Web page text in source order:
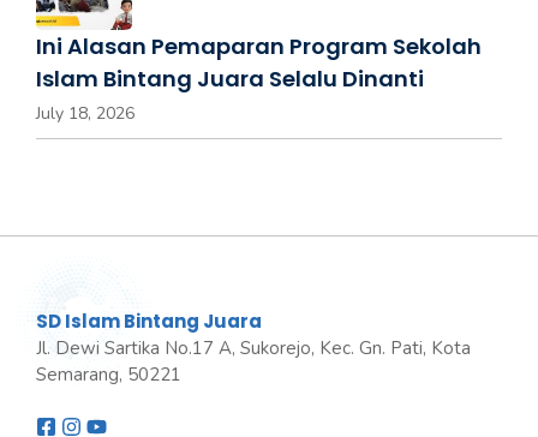
Ini Alasan Pemaparan Program Sekolah
Islam Bintang Juara Selalu Dinanti
July 18, 2026
SD Islam Bintang Juara
Jl. Dewi Sartika No.17 A, Sukorejo, Kec. Gn. Pati, Kota
Semarang, 50221